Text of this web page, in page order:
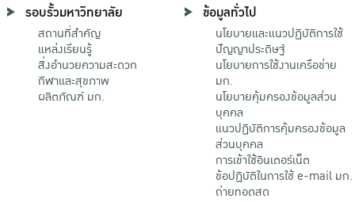
รอบรั้วมหาวิทยาลัย
สถานที่สำคัญ
แหล่งเรียนรู้
สิ่งอำนวยความสะดวก
กีฬาและสุขภาพ
ผลิตภัณฑ์ มก.
ข้อมูลทั่วไป
นโยบายและแนวปฏิบัติการใช้
ปัญญาประดิษฐ์
นโยบายการใช้งานเครือข่าย
มก.
นโยบายคุ้มครองข้อมูลส่วน
บุคคล
แนวปฏิบัติการคุ้มครองข้อมูล
ส่วนบุคคล
การเข้าใช้อินเตอร์เน็ต
ข้อปฏิบัติในการใช้ e-mail มก.
ถ่ายทอดสด